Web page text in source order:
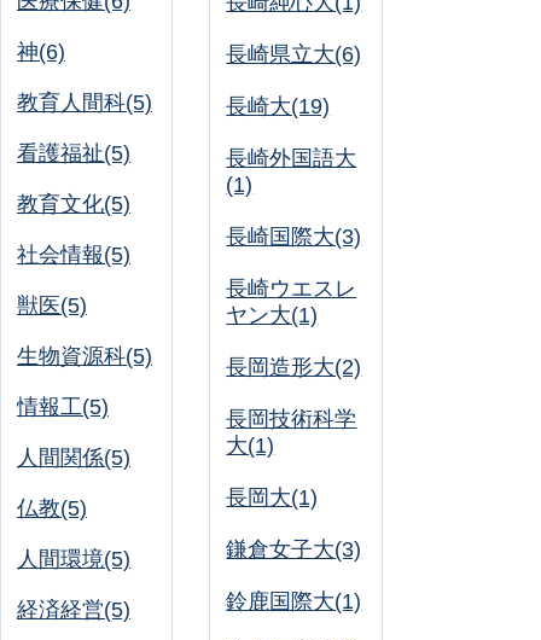
神(6)
教育人間科(5)
看護福祉(5)
教育文化(5)
社会情報(5)
獣医(5)
生物資源科(5)
情報工(5)
人間関係(5)
仏教(5)
人間環境(5)
経済経営(5)
長崎県立大(6)
長崎大(19)
長崎外国語大
(1)
長崎国際大(3)
長崎ウエスレ
ヤン大(1)
長岡造形大(2)
長岡技術科学
大(1)
長岡大(1)
鎌倉女子大(3)
鈴鹿国際大(1)